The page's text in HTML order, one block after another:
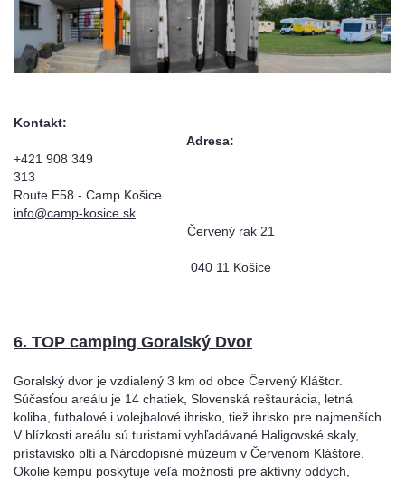
Kontakt:
Adresa:
+421 908 349
Route E58 - Camp Košice
info@camp-kosice.sk
Červený rak 21
040 11 Košice
6. TOP camping Goralský Dvor
Goralský dvor je vzdialený 3 km od obce Červený Kláštor.
Súčasťou areálu je 14 chatiek, Slovenská reštaurácia, letná
koliba, futbalové i volejbalové ihrisko, tiež ihrisko pre najmenších.
V blízkosti areálu sú turistami vyhľadávané Haligovské skaly,
prístavisko pltí a Národopisné múzeum v Červenom Kláštore.
Okolie kempu poskytuje veľa možností pre aktívny oddych,